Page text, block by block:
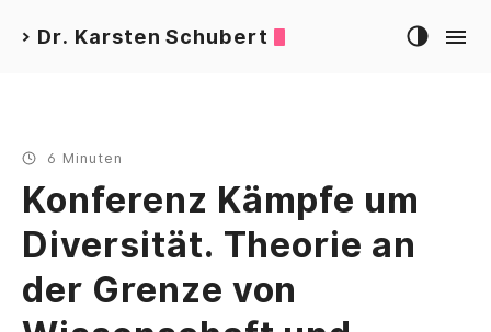
> Dr. Karsten Schubert
6 Minuten
Konferenz Kämpfe um
Diversität. Theorie an
der Grenze von